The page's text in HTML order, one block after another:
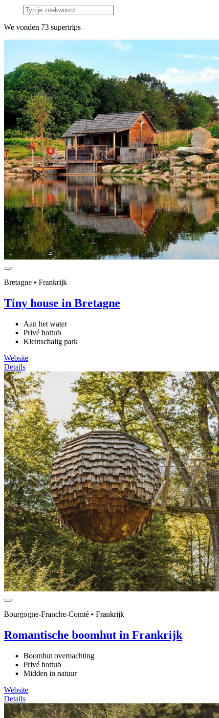
We vonden 73 supertrips
Bretagne • Frankrijk
Tiny house in Bretagne
Aan het water
Privé hottub
Kleinschalig park
Website
Details
Bourgogne-Franche-Comté • Frankrijk
Romantische boomhut in Frankrijk
Boomhut overnachting
Privé hottub
Midden in natuur
Website
Details